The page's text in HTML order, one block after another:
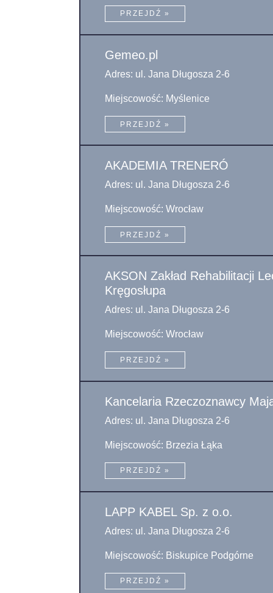
PRZEJDŹ »
Gemeo.pl
Adres: ul. Jana Długosza 2-6
Miejscowość: Myślenice
PRZEJDŹ »
AKADEMIA TRENERÓ
Adres: ul. Jana Długosza 2-6
Miejscowość: Wrocław
PRZEJDŹ »
AKSON Zakład Rehabilitacji
Kręgosłupa
Adres: ul. Jana Długosza 2-6
Miejscowość: Wrocław
PRZEJDŹ »
Kancelaria Rzeczoznawcy
Adres: ul. Jana Długosza 2-6
Miejscowość: Brzezia Łąka
PRZEJDŹ »
LAPP KABEL Sp. z o.o.
Adres: ul. Jana Długosza 2-6
Miejscowość: Biskupice Podgórne
PRZEJDŹ »